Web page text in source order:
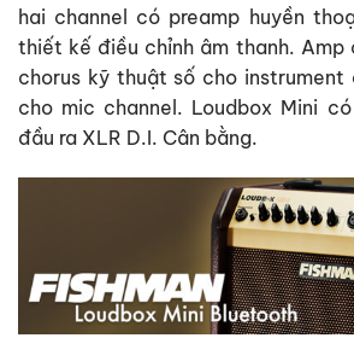
hai channel có preamp huyền
thiết kế điều chỉnh âm thanh. Amp
chorus kỹ thuật số cho instrument
cho mic channel. Loudbox Mini
đầu ra XLR D.I. Cân bằng.